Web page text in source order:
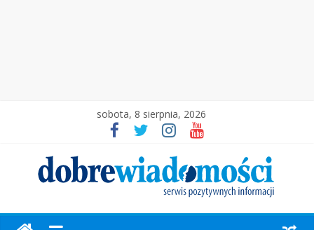
sobota, 8 sierpnia, 2026